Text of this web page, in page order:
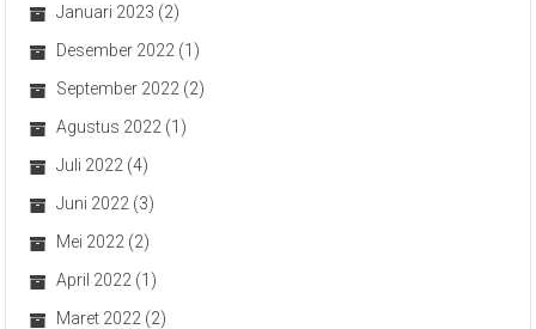
Januari 2023 (2)
Desember 2022 (1)
September 2022 (2)
Agustus 2022 (1)
Juli 2022 (4)
Juni 2022 (3)
Mei 2022 (2)
April 2022 (1)
Maret 2022 (2)